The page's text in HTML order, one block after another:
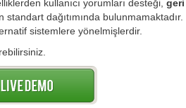
kullanıcı yorumları desteği,
standart dağıtımında
sistemlere yönelmişlerdir.